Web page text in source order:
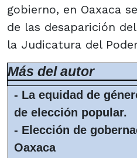
gobierno, en Oaxaca
de las desaparición
la Judicatura del
Más del autor
- La equidad de
de elección popular.
- Elección de
Oaxaca